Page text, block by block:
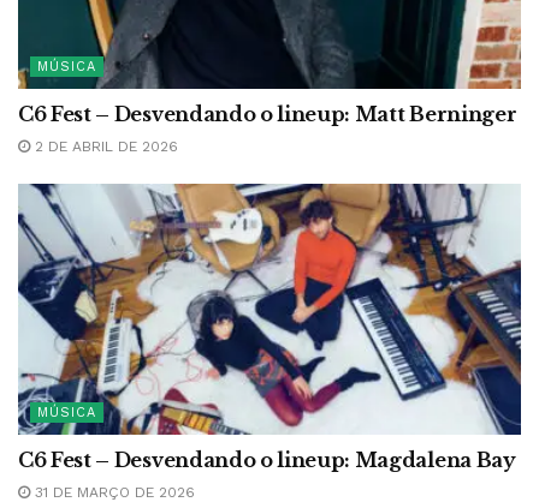
MÚSICA
C6 Fest – Desvendando o lineup: Matt Berninger
2 DE ABRIL DE 2026
MÚSICA
C6 Fest – Desvendando o lineup: Magdalena Bay
31 DE MARÇO DE 2026